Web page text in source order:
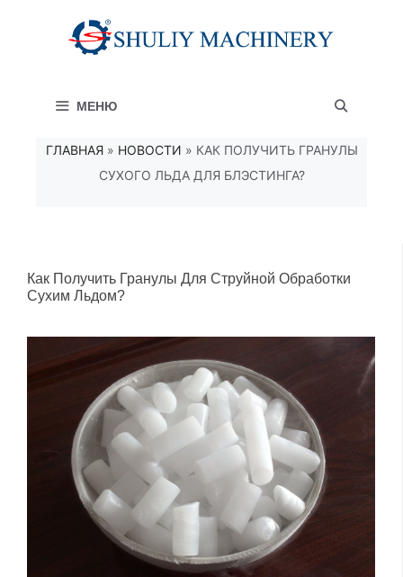
МЕНЮ
ГЛАВНАЯ» НОВОСТИ » КАК ПОЛУЧИТЬ ГРАНУЛЫ
СУХОГО ЛЬДА ДЛЯ БЛЭСТИНГА?
Как Получить Гранулы Для Струйной Обработки
Сухим Льдом?